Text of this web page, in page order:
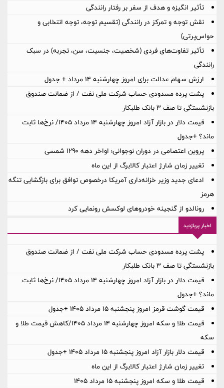
تأثیر انگیزه و هدف از سفر بر رفتار رانندگی
نقش توجه و تمرکز در رانندگی (تقسیم توجه، توجه انتخابی و
حواس‌پرتی)
تأثیر تفاوت‌های فردی (شخصیت، جنسیت، سن، تجربه) در سبک
رانندگی
ارزش سهام عدالت برای امروز چهارشنبه ۱۴ مرداد + جدول
پشت پرده‌ مسدودی حساب شرکت ملی نفت / از ضمانت صندوق
بازنشستگی تا صف ۳ بانک طلبکار
قیمت دلار در بازار آزاد امروز چهارشنبه ۱۴ مرداد ۱۴۰۵/ نرخ‌ها ثابت
ماند؟ +جدول
پروین اعتصامی در دوران نوجوانی؛ اواخر دهه ۱۲۹۰ شمسی
تغییر زمان شارژ اعتبار کالابرگ از این ماه
ادعای جدید وزیر خزانه‌داری آمریکا درخصوص توافق برای بازگشایی تنگه
هرمز
رونالدو از گنجینه خودروهای لوکسش رونمایی کرد
اخبار پربازدید
پشت پرده‌ مسدودی حساب شرکت ملی نفت / از ضمانت صندوق
بازنشستگی تا صف ۳ بانک طلبکار
قیمت دلار در بازار آزاد امروز چهارشنبه ۱۴ مرداد ۱۴۰۵/ نرخ‌ها ثابت
ماند؟ +جدول
قیمت گوشت قرمز امروز پنجشنبه ۱۵ مرداد ۱۴۰۵ +جدول
قیمت طلا و سکه امروز چهارشنبه ۱۴ مرداد ۱۴۰۵/کاهش قیمت طلا و
سکه
قیمت دلار بازار آزاد امروز پنجشنبه ۱۵ مرداد ۱۴۰۵ +جدول
تغییر زمان شارژ اعتبار کالابرگ از این ماه
قیمت طلا و سکه امروز پنجشنبه ۱۵ مرداد ۱۴۰۵